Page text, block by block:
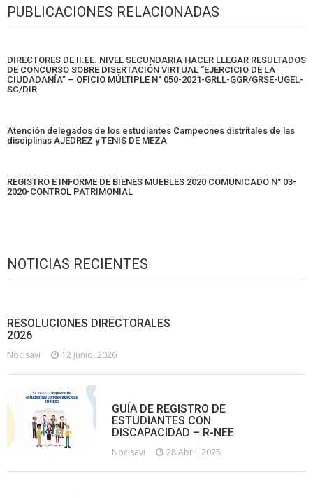
PUBLICACIONES RELACIONADAS
DIRECTORES DE II.EE. NIVEL SECUNDARIA HACER LLEGAR RESULTADOS
DE CONCURSO SOBRE DISERTACIÓN VIRTUAL “EJERCICIO DE LA
CIUDADANÍA” – OFICIO MÚLTIPLE N° 050-2021-GRLL-GGR/GRSE-UGEL-
SC/DIR
Atención delegados de los estudiantes Campeones distritales de las
disciplinas AJEDREZ y TENIS DE MEZA
REGISTRO E INFORME DE BIENES MUEBLES 2020 COMUNICADO N° 03-
2020-CONTROL PATRIMONIAL
NOTICIAS RECIENTES
RESOLUCIONES DIRECTORALES
2026
Nocisavi 12 Junio, 2026
GUÍA DE REGISTRO DE
ESTUDIANTES CON
DISCAPACIDAD – R-NEE
Nocisavi 28 Abril, 2025